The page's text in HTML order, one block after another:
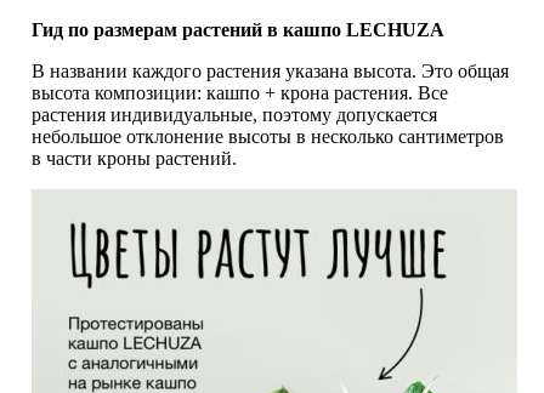
Гид по размерам растений в кашпо LECHUZA
В названии каждого растения указана высота. Это общая
высота композиции: кашпо + крона растения. Все
растения индивидуальные, поэтому допускается
небольшое отклонение высоты в несколько сантиметров
в части кроны растений.